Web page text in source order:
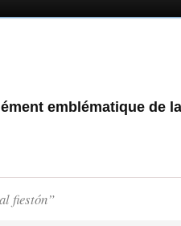
emblématique de la
fiestón”